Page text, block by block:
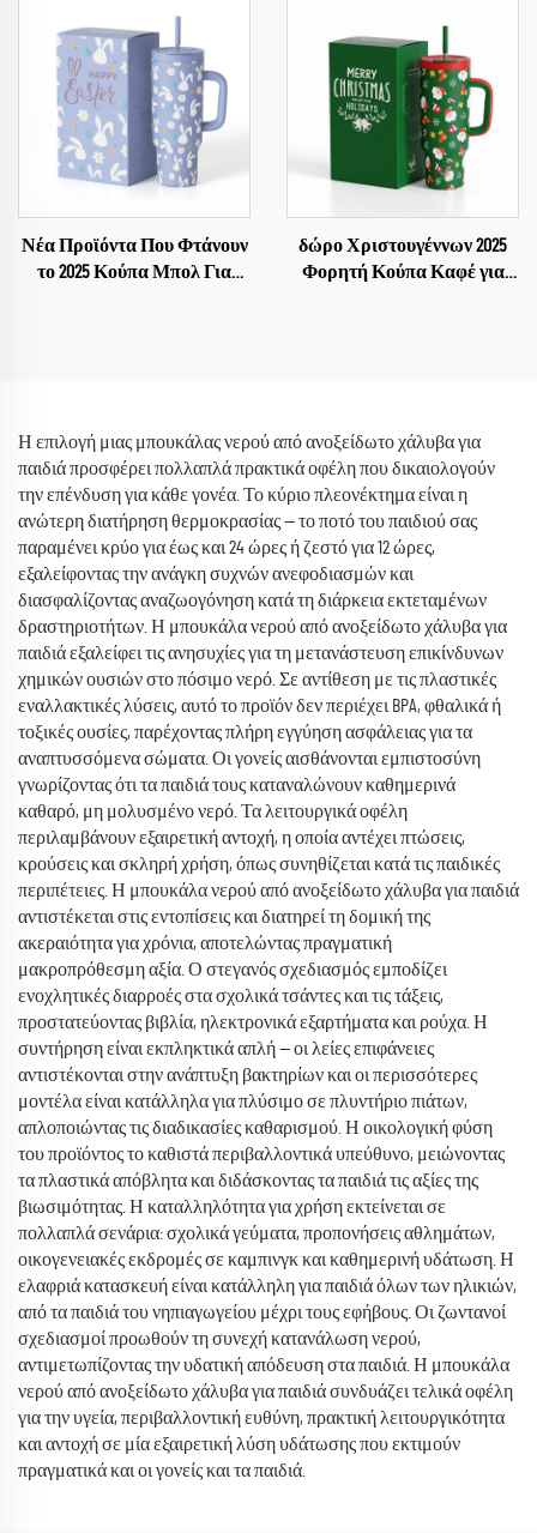
Νέα Προϊόντα Που Φτάνουν
το 2025 Κούπα Μπολ Για
δώρο Χριστουγέννων 2025
Φορητή Κούπα Καφέ για
Η επιλογή μιας μπουκάλας νερού από ανοξείδωτο χάλυβα για
παιδιά προσφέρει πολλαπλά πρακτικά οφέλη που δικαιολογούν
την επένδυση για κάθε γονέα. Το κύριο πλεονέκτημα είναι η
ανώτερη διατήρηση θερμοκρασίας — το ποτό του παιδιού σας
παραμένει κρύο για έως και 24 ώρες ή ζεστό για 12 ώρες,
εξαλείφοντας την ανάγκη συχνών ανεφοδιασμών και
διασφαλίζοντας αναζωογόνηση κατά τη διάρκεια εκτεταμένων
δραστηριοτήτων. Η μπουκάλα νερού από ανοξείδωτο χάλυβα για
παιδιά εξαλείφει τις ανησυχίες για τη μετανάστευση επικίνδυνων
χημικών ουσιών στο πόσιμο νερό. Σε αντίθεση με τις πλαστικές
εναλλακτικές λύσεις, αυτό το προϊόν δεν περιέχει BPA, φθαλικά ή
τοξικές ουσίες, παρέχοντας πλήρη εγγύηση ασφάλειας για τα
αναπτυσσόμενα σώματα. Οι γονείς αισθάνονται εμπιστοσύνη
γνωρίζοντας ότι τα παιδιά τους καταναλώνουν καθημερινά
καθαρό, μη μολυσμένο νερό. Τα λειτουργικά οφέλη
περιλαμβάνουν εξαιρετική αντοχή, η οποία αντέχει πτώσεις,
κρούσεις και σκληρή χρήση, όπως συνηθίζεται κατά τις παιδικές
περιπέτειες. Η μπουκάλα νερού από ανοξείδωτο χάλυβα για παιδιά
αντιστέκεται στις εντοπίσεις και διατηρεί τη δομική της
ακεραιότητα για χρόνια, αποτελώντας πραγματική
μακροπρόθεσμη αξία. Ο στεγανός σχεδιασμός εμποδίζει
ενοχλητικές διαρροές στα σχολικά τσάντες και τις τάξεις,
προστατεύοντας βιβλία, ηλεκτρονικά εξαρτήματα και ρούχα. Η
συντήρηση είναι εκπληκτικά απλή — οι λείες επιφάνειες
αντιστέκονται στην ανάπτυξη βακτηρίων και οι περισσότερες
μοντέλα είναι κατάλληλα για πλύσιμο σε πλυντήριο πιάτων,
απλοποιώντας τις διαδικασίες καθαρισμού. Η οικολογική φύση
του προϊόντος το καθιστά περιβαλλοντικά υπεύθυνο, μειώνοντας
τα πλαστικά απόβλητα και διδάσκοντας τα παιδιά τις αξίες της
βιωσιμότητας. Η καταλληλότητα για χρήση εκτείνεται σε
πολλαπλά σενάρια: σχολικά γεύματα, προπονήσεις αθλημάτων,
οικογενειακές εκδρομές σε καμπινγκ και καθημερινή υδάτωση. Η
ελαφριά κατασκευή είναι κατάλληλη για παιδιά όλων των ηλικιών,
από τα παιδιά του νηπιαγωγείου μέχρι τους εφήβους. Οι ζωντανοί
σχεδιασμοί προωθούν τη συνεχή κατανάλωση νερού,
αντιμετωπίζοντας την υδατική απόδευση στα παιδιά. Η μπουκάλα
νερού από ανοξείδωτο χάλυβα για παιδιά συνδυάζει τελικά οφέλη
για την υγεία, περιβαλλοντική ευθύνη, πρακτική λειτουργικότητα
και αντοχή σε μία εξαιρετική λύση υδάτωσης που εκτιμούν
πραγματικά και οι γονείς και τα παιδιά.